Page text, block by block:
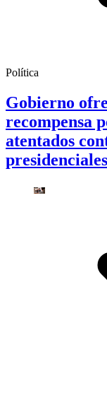
Política
Gobierno
recompensa
atentados
presidenciales